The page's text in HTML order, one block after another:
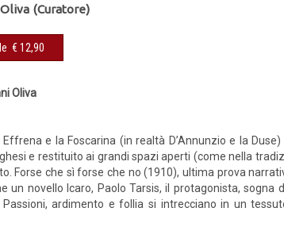
(Curatore)
Cop. flessibile € 12,90
Oliva
e la Foscarina (in realtà D’Annunzio e la
e restituito ai grandi spazi aperti (come nella
Forse che sì forse che no (1910), ultima prova
un novello Icaro, Paolo Tarsis, il protagonista, sogna
ardimento e follia si intrecciano in un